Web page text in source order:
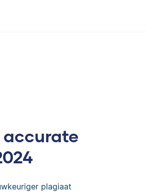
accurate
plagiaat